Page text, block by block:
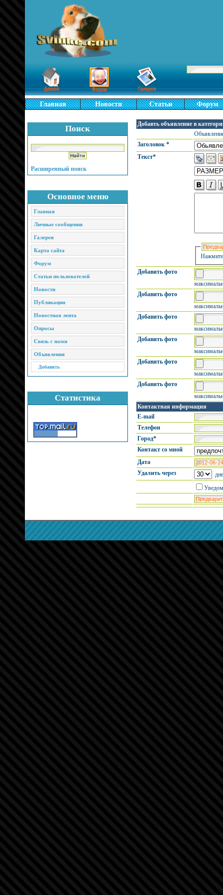
Главная Новости Статьи Форум
Поиск
Расширенный поиск
Основное меню
Главная
Личные сообщения
Галерея
Карта сайта
Форум
Статьи пользователей
Новости
Публикации
Новостная лента
Опросы
Связь с нами
Объявления
Добавить
Статистика
Добавть объявление в
Заголовок *
Текст*
Добавить фото
Добавить фото
Добавить фото
Добавить фото
Добавить фото
Добавить фото
Контактная информация
E-mail
Телефон
Город*
Контакт со мной
Дата
Удалить через